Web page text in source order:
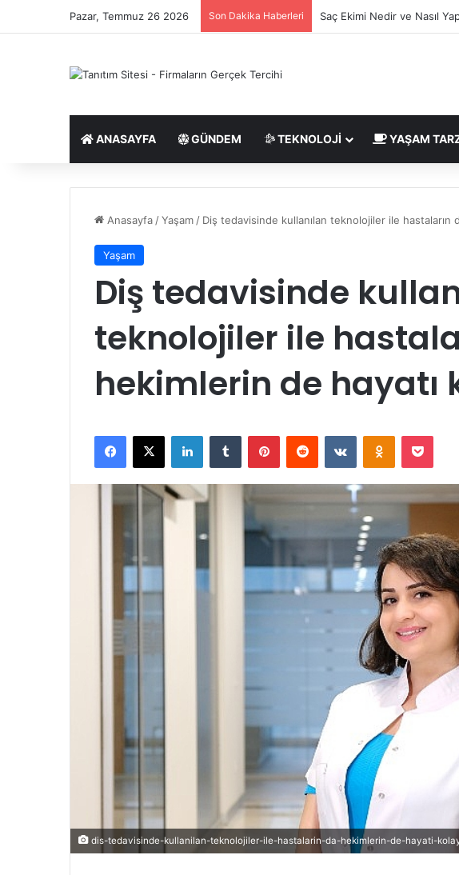
Pazar, Temmuz 26 2026 Son Dakika Haberleri Saç Ekimi Nedir ve Nasıl
ANASAYFA GÜNDEM TEKNOLOJI YAŞAM
Anasayfa /Yaşam / Diş tedavisinde kullanılan teknolojiler ile hastaların
Yaşam
Diş tedavisinde
teknolojiler ile
hekimlerin de hayatı
dis-tedavisinde-kullanilan-teknolojiler-ile-hastalarin-da-hekimlerin-de-hayati-